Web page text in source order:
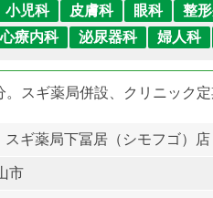
小児科 皮膚科 眼科 整
療内科
泌尿器科 婦人科
スギ薬局併設、クリニック定
スギ薬局下冨居（シモフゴ）
市